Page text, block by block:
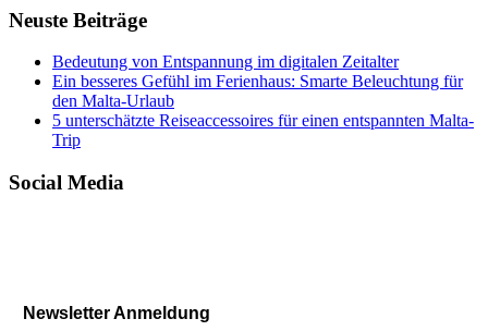
Neuste Beiträge
Bedeutung von Entspannung im digitalen Zeitalter
Ein besseres Gefühl im Ferienhaus: Smarte Beleuchtung für
den Malta-Urlaub
5 unterschätzte Reiseaccessoires für einen entspannten Malta-
Trip
Social Media
Newsletter Anmeldung